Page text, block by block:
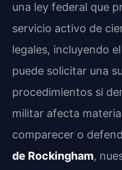
una ley federal que
servicio activo de
legales, incluyendo
puede solicitar una
procedimientos si
militar afecta
comparecer o
de Rockingham,